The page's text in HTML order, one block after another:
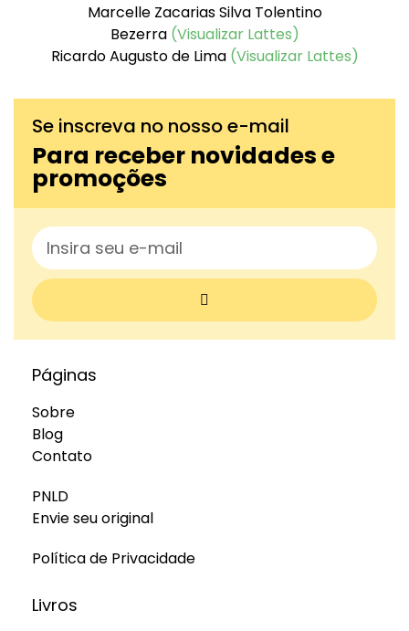
Marcelle Zacarias Silva Tolentino
Bezerra(Visualizar Lattes)
Ricardo Augusto de Lima (Visualizar Lattes)
Se inscreva no nosso e-mail
Para receber novidades e
promoções
Páginas
Sobre
Blog
Contato
PNLD
Envie seu original
Política de Privacidade
Livros